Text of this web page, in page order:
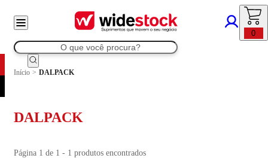
0
Início > DALPACK
DALPACK
Página 1 de 1 - 1 produtos encontrados